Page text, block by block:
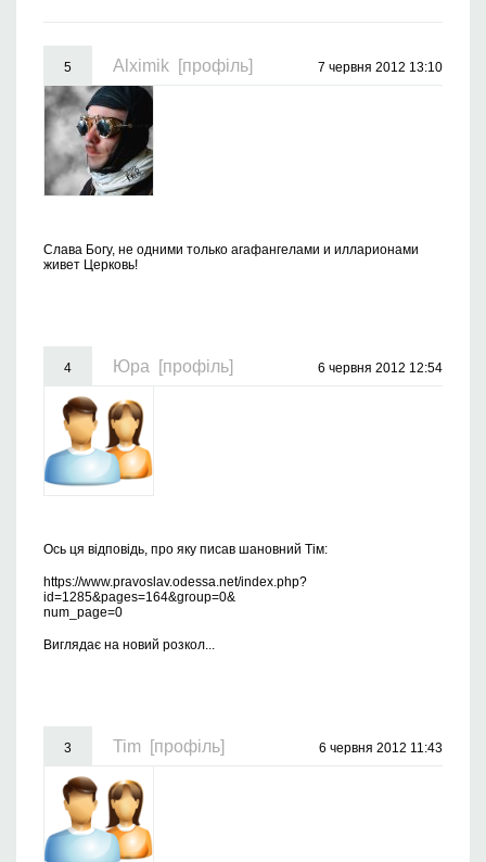
5 Alximik [профіль] 7 червня 2012 13:10
Слава Богу, не одними только агафангелами и илларионами
живет Церковь!
4 Юра [профіль] 6 червня 2012 12:54
Ось ця відповідь, про яку писав шановний Тім:
https://www.pravoslav.odessa.net/index.php?
id=1285&pages=164&group=0&
num_page=0
Виглядає на новий розкол...
3 Tim [профіль] 6 червня 2012 11:43